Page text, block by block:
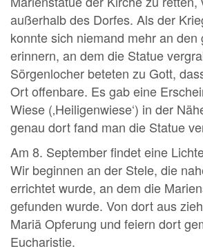
außerhalb des Dorfes. Als der
konnte sich niemand mehr an den
erinnern, an dem die Statue
Sörgenlocher beteten zu Gott,
Ort offenbare. Es gab eine
Wiese (‚Heiligenwiese‘) in der
genau dort fand man die Statue
Am 8. September findet eine
Wir beginnen an der Stele, die
errichtet wurde, an dem die
gefunden wurde. Von dort aus
Mariä Opferung und feiern dort
Eucharistie.